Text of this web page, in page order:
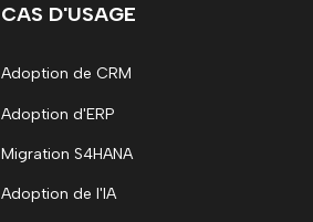
CAS D'USAGE
Adoption de CRM
Adoption d'ERP
Migration S4HANA
Adoption de l'IA